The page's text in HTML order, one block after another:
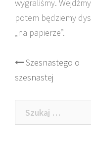
wygraliśmy.
potem będziemy
„na papierze”.
Post
navigation
Szesnastego o
szesnastej
Szukaj: